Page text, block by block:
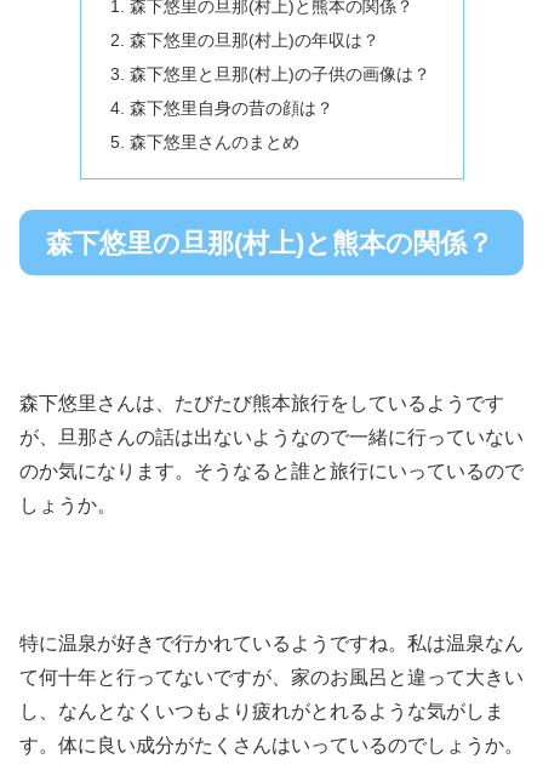
森下悠里の旦那(村上)と熊本の関係？
森下悠里の旦那(村上)の年収は？
森下悠里と旦那(村上)の子供の画像は？
森下悠里自身の昔の顔は？
森下悠里さんのまとめ
森下悠里の旦那(村上)と熊本の関係？
森下悠里さんは、たびたび熊本旅行をしているようです
が、旦那さんの話は出ないようなので一緒に行っていない
のか気になります。そうなると誰と旅行にいっているので
しょうか。
特に温泉が好きで行かれているようですね。私は温泉なん
て何十年と行ってないですが、家のお風呂と違って大きい
し、なんとなくいつもより疲れがとれるような気がしま
す。体に良い成分がたくさんはいっているのでしょうか。